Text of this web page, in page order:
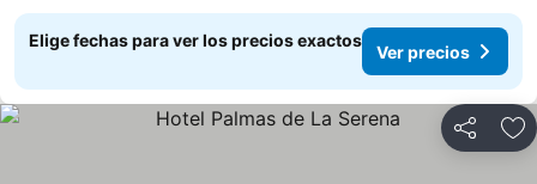
Elige fechas para ver los precios exactos
Ver precios
Compartir